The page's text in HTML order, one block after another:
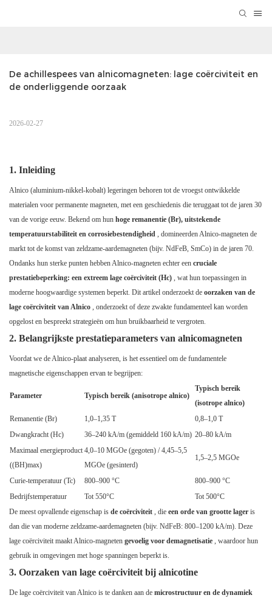
De achillespees van alnicomagneten: lage coërciviteit en
de onderliggende oorzaak
2026-02-27
1. Inleiding
Alnico (aluminium-nikkel-kobalt) legeringen behoren tot de vroegst ontwikkelde
materialen voor permanente magneten, met een geschiedenis die teruggaat tot de jaren 30
van de vorige eeuw. Bekend om hun hoge remanentie (Br), uitstekende
temperatuurstabiliteit en corrosiebestendigheid , domineerden Alnico-magneten de
markt tot de komst van zeldzame-aardemagneten (bijv. NdFeB, SmCo) in de jaren 70.
Ondanks hun sterke punten hebben Alnico-magneten echter een cruciale
prestatiebeperking: een extreem lage coërciviteit (Hc) , wat hun toepassingen in
moderne hoogwaardige systemen beperkt. Dit artikel onderzoekt de oorzaken van de
lage coërciviteit van Alnico , onderzoekt of deze zwakte fundamenteel kan worden
opgelost en bespreekt strategieën om hun bruikbaarheid te vergroten.
2. Belangrijkste prestatieparameters van alnicomagneten
Voordat we de Alnico-plaat analyseren, is het essentieel om de fundamentele
magnetische eigenschappen ervan te begrijpen:
Parameter Typisch bereik (anisotrope alnico)
Typisch bereik
(isotrope alnico)
Remanentie (Br)
1,0–1,35 T
0,8–1,0 T
Dwangkracht (Hc)
36–240 kA/m (gemiddeld 160 kA/m) 20–80 kA/m
Maximaal energieproduct
((BH)max)
4,0–10 MGOe (gegoten) / 4,45–5,5
MGOe (gesinterd)
1,5–2,5 MGOe
Curie-temperatuur (Tc) 800–900 °C
800–900 °C
Bedrijfstemperatuur
Tot 550°C
Tot 500°C
De meest opvallende eigenschap is de coërciviteit , die een orde van grootte lager is
dan die van moderne zeldzame-aardemagneten (bijv. NdFeB: 800–1200 kA/m). Deze
lage coërciviteit maakt Alnico-magneten gevoelig voor demagnetisatie , waardoor hun
gebruik in omgevingen met hoge spanningen beperkt is.
3. Oorzaken van lage coërciviteit bij alnicotine
De lage coërciviteit van Alnico is te danken aan de microstructuur en de dynamiek